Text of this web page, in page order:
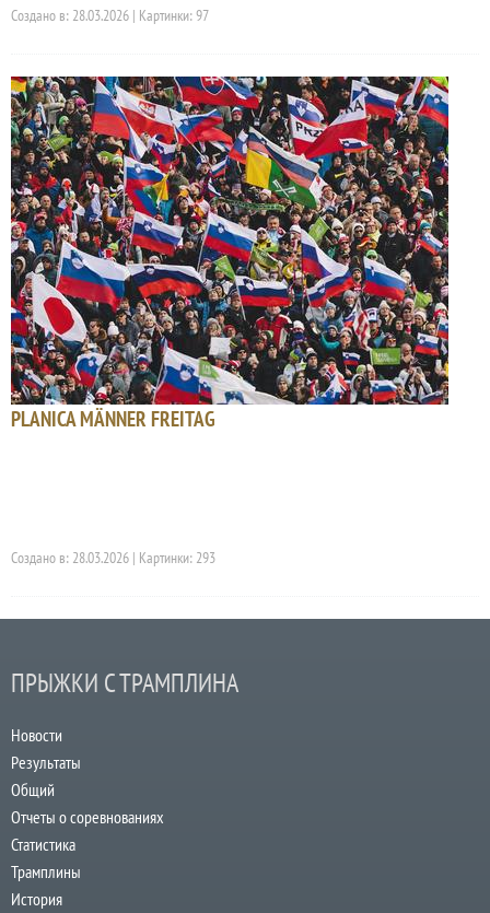
Создано в: 28.03.2026 | Картинки: 97
PLANICA MÄNNER FREITAG
Создано в: 28.03.2026 | Картинки: 293
ПРЫЖКИ С ТРАМПЛИНА
Новости
Результаты
Общий
Отчеты о соревнованиях
Статистика
Трамплины
История